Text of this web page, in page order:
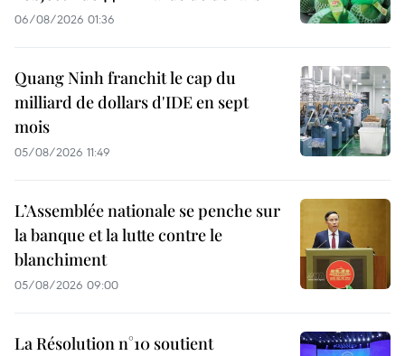
06/08/2026 01:36
Quang Ninh franchit le cap du
milliard de dollars d'IDE en sept
mois
05/08/2026 11:49
L’Assemblée nationale se penche sur
la banque et la lutte contre le
blanchiment
05/08/2026 09:00
La Résolution n°10 soutient